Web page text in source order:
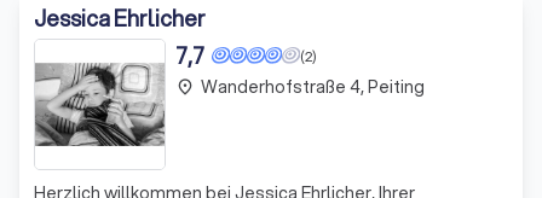
Jessica Ehrlicher
(2)
7,7
Herzlich willkommen bei Jessica Ehrlicher, Ihrer
place Wanderhofstraße 4, Peiting